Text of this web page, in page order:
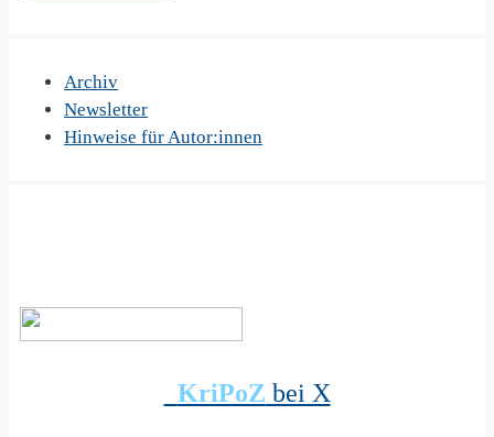
Archiv
Newsletter
Hinweise für Autor:innen
KriPoZ bei X